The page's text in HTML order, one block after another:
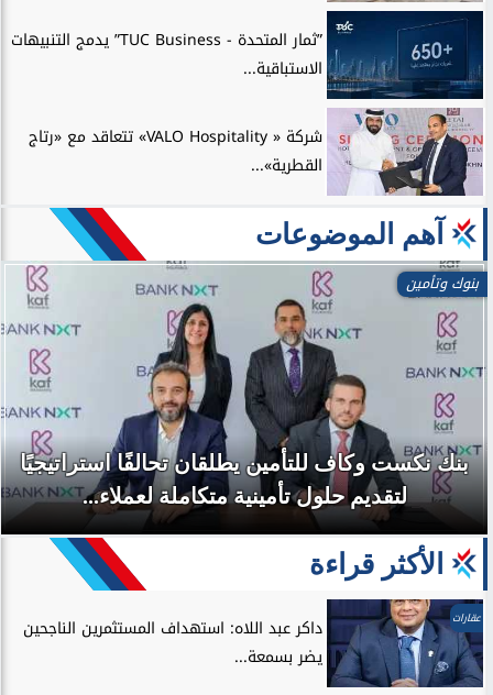
”ثمار المتحدة - TUC Business” يدمج التنبيهات
الاستباقية...
شركة « VALO Hospitality» تتعاقد مع «رتاج
القطرية»...
آهم الموضوعات
بنوك وتأمين
بنك نكست وكاف للتأمين يطلقان تحالفًا استراتيجيًا
لتقديم حلول تأمينية متكاملة لعملاء...
الأكثر قراءة
عقارات
داكر عبد اللاه: استهداف المستثمرين الناجحين
يضر بسمعة...